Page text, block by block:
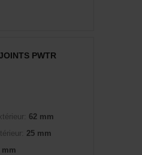
PWTR
62 mm
25 mm
mm